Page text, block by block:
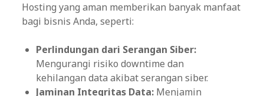
Hosting yang aman memberikan banyak manfaat
bagi bisnis Anda, seperti:
Perlindungan dari Serangan Siber:
Mengurangi risiko downtime dan
kehilangan data akibat serangan siber.
Jaminan Integritas Data: Menjamin